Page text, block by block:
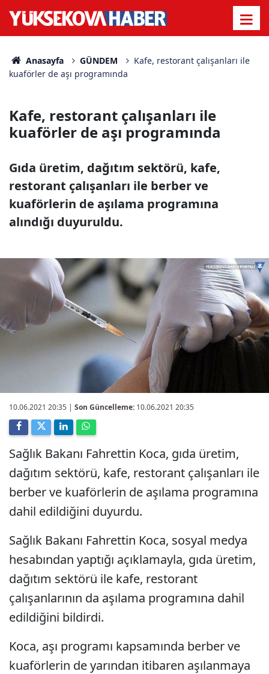
Anasayfa GÜNDEM
Kafe, restorant çalışanları ile
kuaförler de aşı programında
Kafe, restorant çalışanları ile
kuaförler de aşı programında
Gıda üretim, dağıtım sektörü, kafe,
restorant çalışanları ile berber ve
kuaförlerin de aşılama programına
alındığı duyuruldu.
10.06.2021 20:35 | Son Güncelleme: 10.06.2021 20:35
Sağlık Bakanı Fahrettin Koca, gıda üretim,
dağıtım sektörü, kafe, restorant çalışanları ile
berber ve kuaförlerin de aşılama programına
dahil edildiğini duyurdu.
Sağlık Bakanı Fahrettin Koca, sosyal medya
hesabından yaptığı açıklamayla, gıda üretim,
dağıtım sektörü ile kafe, restorant
çalışanlarının da aşılama programına dahil
edildiğini bildirdi.
Koca, aşı programı kapsamında berber ve
kuaförlerin de yarından itibaren aşılanmaya